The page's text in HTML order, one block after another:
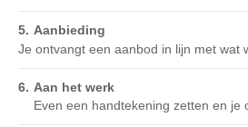
Aanbieding
Je ontvangt een aanbod in lijn met wat
Aan het werk
Even een handtekening zetten en je